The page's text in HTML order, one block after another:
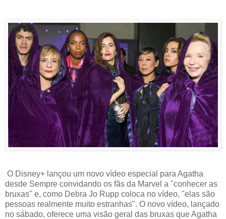
O Disney+ lançou um novo vídeo especial para Agatha
desde Sempre convidando os fãs da Marvel a "conhecer as
bruxas" e, como Debra Jo Rupp coloca no vídeo, "elas são
pessoas realmente muito estranhas". O novo vídeo, lançado
no sábado, oferece uma visão geral das bruxas que Agatha